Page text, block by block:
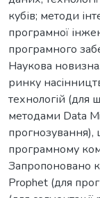
кубів; методи
програмної
програмного
Наукова
ринку
технологій (для
методами Data
прогнозування),
програмному
Запропоновано
Prophet (для